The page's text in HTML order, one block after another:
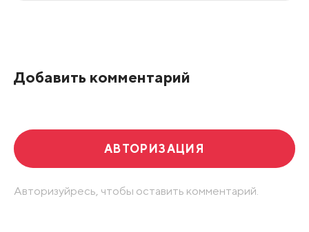
Добавить комментарий
АВТОРИЗАЦИЯ
Авторизуйресь, чтобы оставить комментарий.